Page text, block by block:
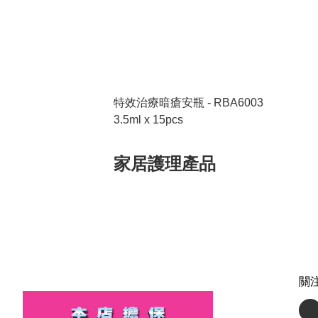
特效治療暗瘡安瓶 - RBA6003
3.5ml x 15pcs
家居護理產品
關